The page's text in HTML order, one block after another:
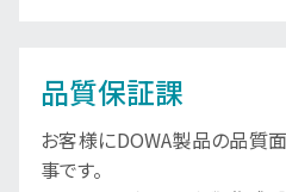
品質保証課
お客様にDOWA製品の品質
事です。